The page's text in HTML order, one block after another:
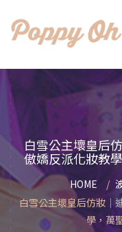
白雪公主壞皇后
傲嬌反派化妝教
HOME
白雪公主壞皇后仿妝｜
學，萬